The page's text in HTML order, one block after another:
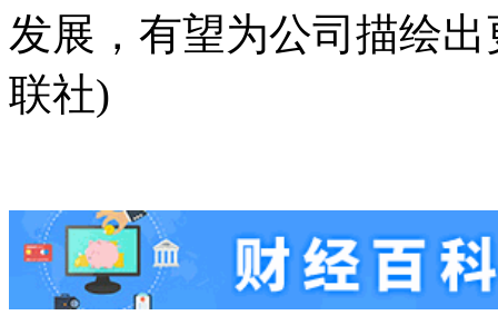
发展，有望为公司描绘
联社)